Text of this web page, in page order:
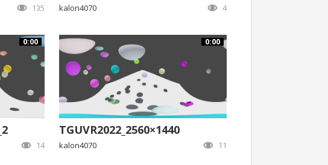
135 kalon4070 4
0:00
14
0:00
TGUVR2022_2560×1440
kalon4070 11